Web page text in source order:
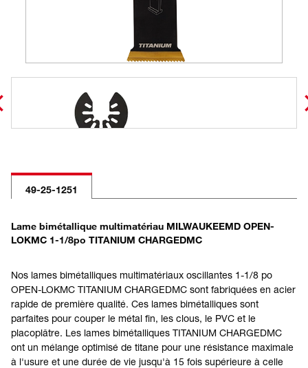
49-25-1251
Lame bimétallique multimatériau MILWAUKEEMD OPEN-
LOKMC 1-1/8po TITANIUM CHARGEDMC
Nos lames bimétalliques multimatériaux oscillantes 1-1/8 po
OPEN-LOKMC TITANIUM CHARGEDMC sont fabriquées en acier
rapide de première qualité. Ces lames bimétalliques sont
parfaites pour couper le métal fin, les clous, le PVC et le
placoplâtre. Les lames bimétalliques TITANIUM CHARGEDMC
ont un mélange optimisé de titane pour une résistance maximale
à l'usure et une durée de vie jusqu'à 15 fois supérieure à celle